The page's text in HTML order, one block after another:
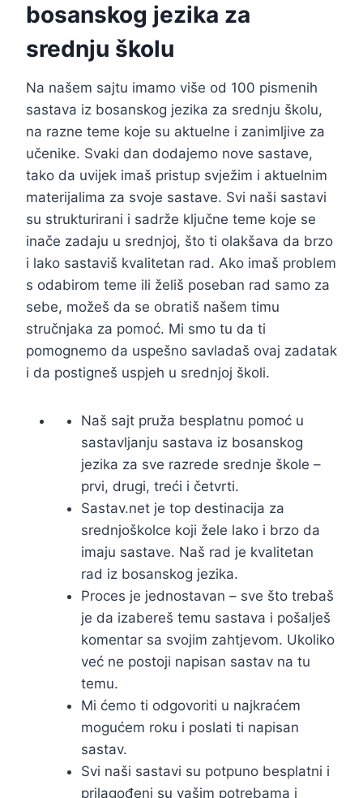
bosanskog jezika za
srednju školu
Na našem sajtu imamo više od 100 pismenih
sastava iz bosanskog jezika za srednju školu,
na razne teme koje su aktuelne i zanimljive za
učenike. Svaki dan dodajemo nove sastave,
tako da uvijek imaš pristup svježim i aktuelnim
materijalima za svoje sastave. Svi naši sastavi
su strukturirani i sadrže ključne teme koje se
inače zadaju u srednjoj, što ti olakšava da brzo
i lako sastaviš kvalitetan rad. Ako imaš problem
s odabirom teme ili želiš poseban rad samo za
sebe, možeš da se obratiš našem timu
stručnjaka za pomoć. Mi smo tu da ti
pomognemo da uspešno savladaš ovaj zadatak
i da postigneš uspjeh u srednjoj školi.
Naš sajt pruža besplatnu pomoć u
sastavljanju sastava iz bosanskog
jezika za sve razrede srednje škole –
prvi, drugi, treći i četvrti.
Sastav.net je top destinacija za
srednjoškolce koji žele lako i brzo da
imaju sastave. Naš rad je kvalitetan
rad iz bosanskog jezika.
Proces je jednostavan – sve što trebaš
je da izabereš temu sastava i pošalješ
komentar sa svojim zahtjevom. Ukoliko
već ne postoji napisan sastav na tu
temu.
Mi ćemo ti odgovoriti u najkraćem
mogućem roku i poslati ti napisan
sastav.
Svi naši sastavi su potpuno besplatni i
prilagođeni su vašim potrebama i